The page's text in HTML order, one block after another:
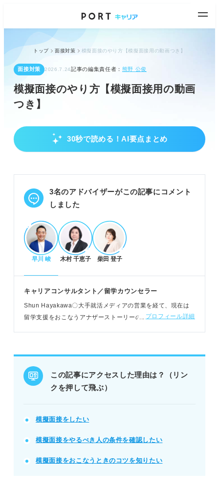
トップ 面接対策 模擬面接のやり方【模擬面接用の動画つき】
面接対策 2026.7.24記事の編集責任者： 熊野 公俊
模擬面接のやり方【模擬面接用の動画
つき】
30秒で読める！AI要点まとめ
模擬面接のやり方と本番再現のコツ
身だしなみや入退室マナーもチェックし、総合的に
評価する。
番を再現する意識が重要。
模擬面接で得られるメリットと実施すべき人
本番の緊張を緩和し、本来の実力を発揮できるよう
になる。
長できる。
人前が苦手、緊張しやすい、経験不足、落ち続けて
いる人は必須。
れ」を会得し不安を解消しよう。
状況に合わせた模擬面接の実施方法
る。
的。
ックを得る。
3名のアドバイザーがこの記事にコメント
しました
早川 峻 木村 千恵子 柴田 登子
キャリアコンサルタント／留学カウンセラー
Shun Hayakawa〇大手就活メディアの営業を経て、現在は
留学支援をおこなうアナザーストーリーの代表取締役を務め
プロフィール詳細
この記事にアクセスした理由は？（リン
クを押して飛ぶ）
模擬面接をしたい
模擬面接をやるべき人の条件を確認したい
模擬面接をおこなうときのコツを知りたい